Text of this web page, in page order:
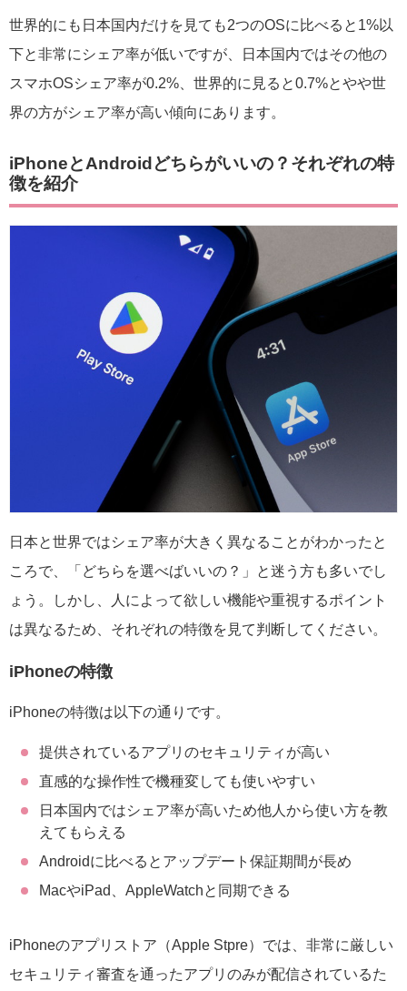
世界的にも日本国内だけを見ても2つのOSに比べると1%以
下と非常にシェア率が低いですが、日本国内ではその他の
スマホOSシェア率が0.2%、世界的に見ると0.7%とやや世
界の方がシェア率が高い傾向にあります。
iPhoneとAndroidどちらがいいの？それぞれの特
徴を紹介
日本と世界ではシェア率が大きく異なることがわかったと
ころで、「どちらを選べばいいの？」と迷う方も多いでし
ょう。しかし、人によって欲しい機能や重視するポイント
は異なるため、それぞれの特徴を見て判断してください。
iPhoneの特徴
iPhoneの特徴は以下の通りです。
提供されているアプリのセキュリティが高い
直感的な操作性で機種変しても使いやすい
日本国内ではシェア率が高いため他人から使い方を教
えてもらえる
Androidに比べるとアップデート保証期間が長め
MacやiPad、AppleWatchと同期できる
iPhoneのアプリストア（Apple Stpre）では、非常に厳しい
セキュリティ審査を通ったアプリのみが配信されているた